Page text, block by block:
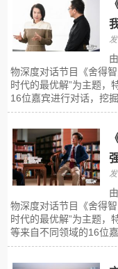
物深度对话节目《舍得
时代的最优解”为主题，
16位嘉宾进行对话，挖
物深度对话节目《舍得
时代的最优解”为主题，
等来自不同领域的16位